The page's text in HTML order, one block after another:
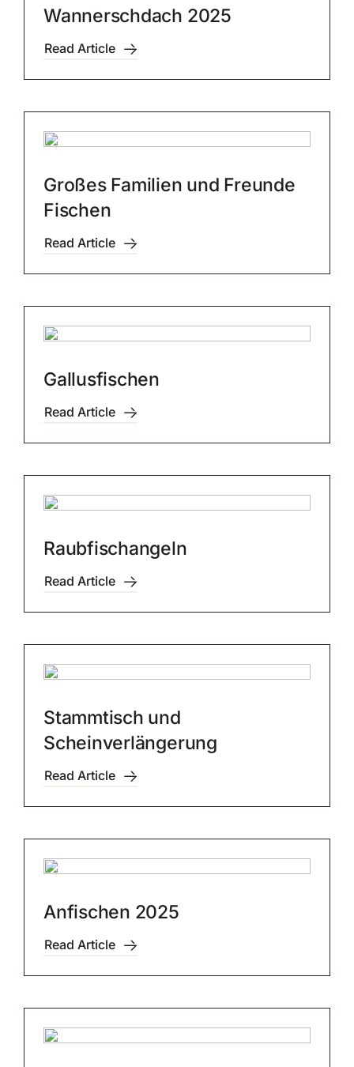
Wannerschdach 2025
Read Article
Großes Familien und Freunde
Fischen
Read Article
Gallusfischen
Read Article
Raubfischangeln
Read Article
Stammtisch und
Scheinverlängerung
Read Article
Anfischen 2025
Read Article